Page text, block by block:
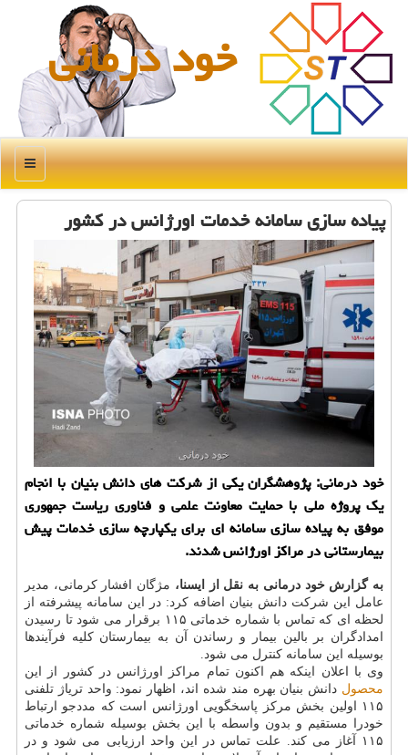
خود درمانی
منو
پیاده سازی سامانه خدمات اورژانس در كشور
خود درمانی: پژوهشگران یكی از شركت های دانش بنیان با انجام
یك پروژه ملی با حمایت معاونت علمی و فناوری ریاست جمهوری
موفق به پیاده سازی سامانه ای برای یكپارچه سازی خدمات پیش
بیمارستانی در مراكز اورژانس شدند.
به گزارش خود درمانی به نقل از ایسنا، مژگان افشار کرمانی، مدیر
عامل این شرکت دانش بنیان اضافه کرد: در این سامانه پیشرفته از
لحظه ای که تماس با شماره خدماتی ۱۱۵ برقرار می شود تا رسیدن
امدادگران بر بالین بیمار و رساندن آن به بیمارستان کلیه فرآیندها
بوسیله این سامانه کنترل می شود.
وی با اعلان اینکه هم اکنون تمام مراکز اورژانس در کشور از این
محصول دانش بنیان بهره مند شده اند، اظهار نمود: واحد تریاژ تلفنی
۱۱۵ اولین بخش مرکز پاسخگویی اورژانس است که مددجو ارتباط
خودرا مستقیم و بدون واسطه با این بخش بوسیله شماره خدماتی
۱۱۵ آغاز می کند. علت تماس در این واحد ارزیابی می شود و در